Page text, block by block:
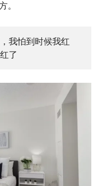
。
我怕到时候我红
了